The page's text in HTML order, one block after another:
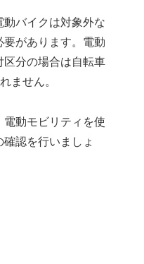
動バイクは対象外な
があります。電動
区分の場合は自転車
ません。
動モビリティを使
認を行いましょ